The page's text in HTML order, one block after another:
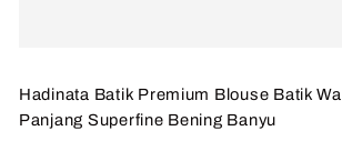
Hadinata Batik Premium Blouse Batik
Panjang Superfine Bening Banyu